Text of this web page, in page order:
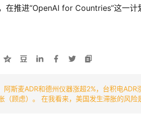
推进“OpenAI for Countries”这一
斯麦ADR和德州仪器涨超2%，台积电
顾虑）。 在我看来，美国发生滞胀的风险